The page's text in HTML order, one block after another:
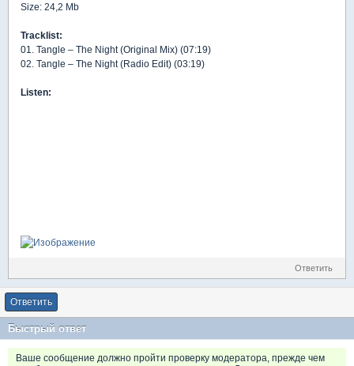
Size: 24,2 Mb
Tracklist:
01. Tangle – The Night (Original Mix) (07:19)
02. Tangle – The Night (Radio Edit) (03:19)
Listen:
Ответить
Ответить
Быстрый ответ
Ваше сообщение должно пройти проверку модератора, прежде чем